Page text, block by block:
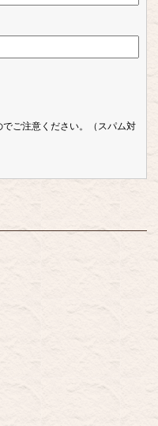
ご注意ください。（スパム対